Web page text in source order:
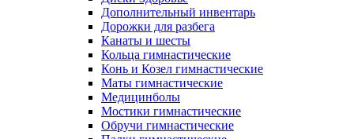
Дополнительный инвентарь
Дорожки для разбега
Канаты и шесты
Кольца гимнастические
Конь и Козел гимнастические
Маты гимнастические
Медицинболы
Мостики гимнастические
Обручи гимнастические